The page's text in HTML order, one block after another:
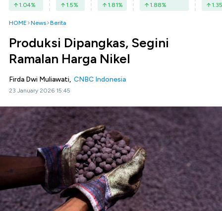
1.04% 1.5% 1.81% 1.88% 1.35
HOME News Berita
Produksi Dipangkas, Segini
Ramalan Harga Nikel
Firda Dwi Muliawati, CNBC Indonesia
23 January 2026 15:45